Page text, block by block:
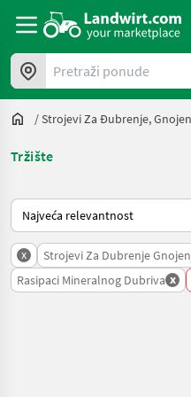
Pretraži ponude
/Strojevi Za Đubrenje,
Tržište
Način na koji sortira
x Strojevi Za Dubrenje
Rasipaci Mineralnog Dubriva x